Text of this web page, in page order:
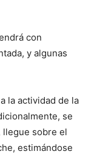
con
y algunas
la actividad de la
se
llegue sobre el
estimándose